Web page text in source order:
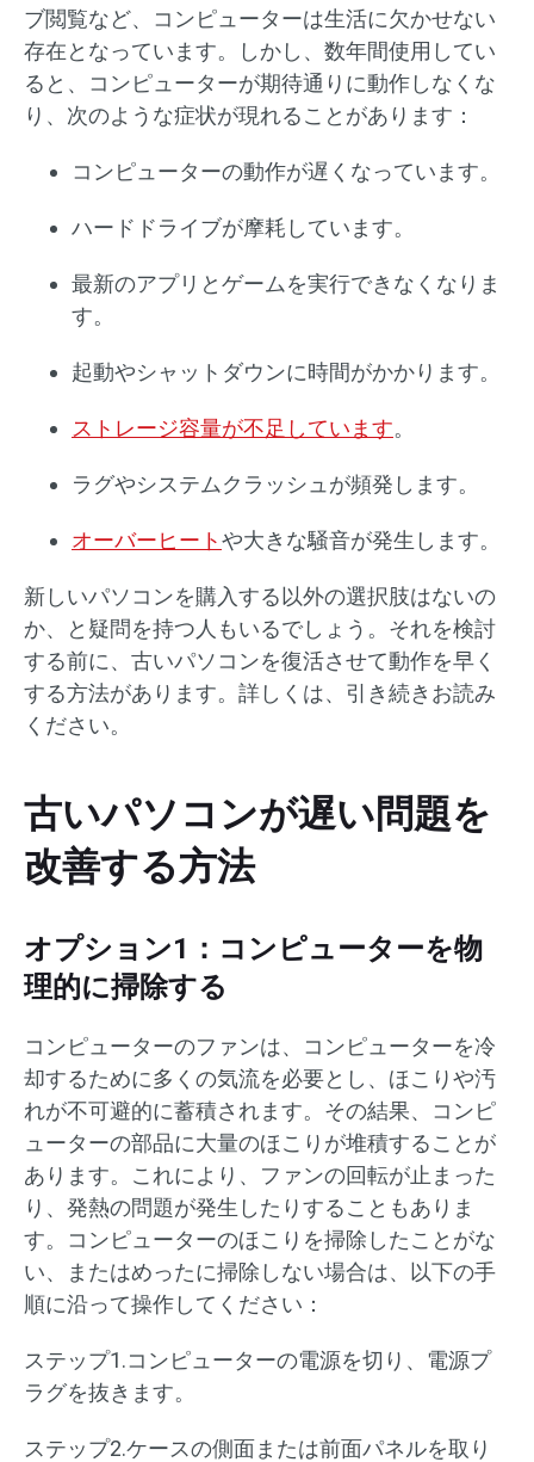
ブ閲覧など、コンピューターは生活に欠かせない
存在となっています。しかし、数年間使用してい
ると、コンピューターが期待通りに動作しなくな
り、次のような症状が現れることがあります：
コンピューターの動作が遅くなっています。
ハードドライブが摩耗しています。
最新のアプリとゲームを実行できなくなりま
す。
起動やシャットダウンに時間がかかります。
ストレージ容量が不足しています。
ラグやシステムクラッシュが頻発します。
オーバーヒートや大きな騒音が発生します。
新しいパソコンを購入する以外の選択肢はないの
か、と疑問を持つ人もいるでしょう。それを検討
する前に、古いパソコンを復活させて動作を早く
する方法があります。詳しくは、引き続きお読み
ください。
古いパソコンが遅い問題を
改善する方法
オプション1：コンピューターを物
理的に掃除する
コンピューターのファンは、コンピューターを冷
却するために多くの気流を必要とし、ほこりや汚
れが不可避的に蓄積されます。その結果、コンピ
ューターの部品に大量のほこりが堆積することが
あります。これにより、ファンの回転が止まった
り、発熱の問題が発生したりすることもありま
す。コンピューターのほこりを掃除したことがな
い、またはめったに掃除しない場合は、以下の手
順に沿って操作してください：
ステップ1.コンピューターの電源を切り、電源プ
ラグを抜きます。
ステップ2.ケースの側面または前面パネルを取り